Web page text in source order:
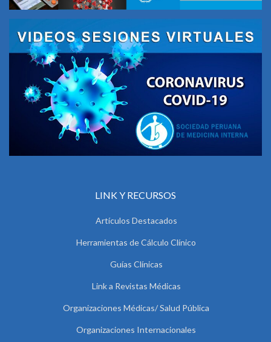
LINK Y RECURSOS
Artículos Destacados
Herramientas de Cálculo Clínico
Guías Clínicas
Link a Revistas Médicas
Organizaciones Médicas/ Salud Pública
Organizaciones Internacionales